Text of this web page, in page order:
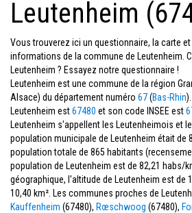
Leutenheim
Vous trouverez ici un questionnaire, la carte
informations de la commune de Leutenheim.
Leutenheim ? Essayez notre questionnaire !
Leutenheim est une commune de la région
Alsace) du département numéro 67(Bas-Rhin
Leutenheim est67480 et son code INSEE est
Leutenheim s'appellent les Leutenheimois et
population municipale de Leutenheim était de
population totale de 865 habitants
population de Leutenheim est de 82,21 habs/
géographique, l'altitude de Leutenheim est de
10,40 km². Les communes proches de
Kauffenheim (67480), Rœschwoog (67480),